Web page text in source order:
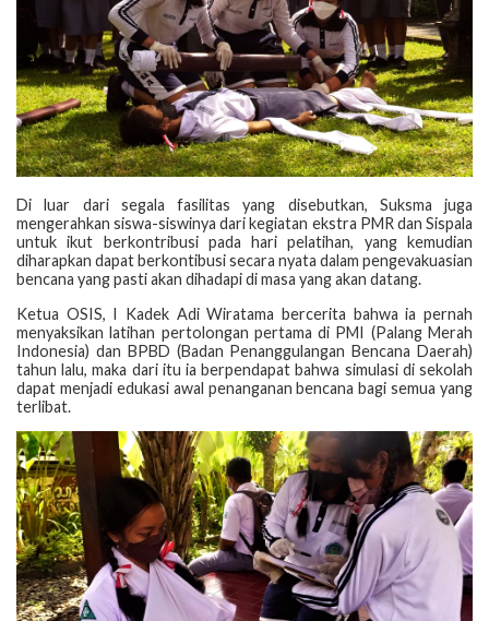
Di luar dari segala fasilitas yang disebutkan, Suksma juga
mengerahkan siswa-siswinya dari kegiatan ekstra PMR dan Sispala
untuk ikut berkontribusi pada hari pelatihan, yang kemudian
diharapkan dapat berkontibusi secara nyata dalam pengevakuasian
bencana yang pasti akan dihadapi di masa yang akan datang.
Ketua OSIS, I Kadek Adi Wiratama bercerita bahwa ia pernah
menyaksikan latihan pertolongan pertama di PMI (Palang Merah
Indonesia) dan BPBD (Badan Penanggulangan Bencana Daerah)
tahun lalu, maka dari itu ia berpendapat bahwa simulasi di sekolah
dapat menjadi edukasi awal penanganan bencana bagi semua yang
terlibat.